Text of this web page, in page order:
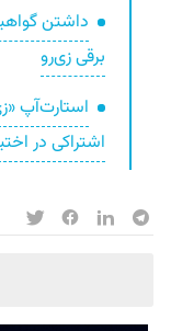
داشتن
برقی زی‌رو
استارت‌آپ
اشتراکی در